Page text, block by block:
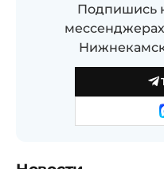
Подпишись